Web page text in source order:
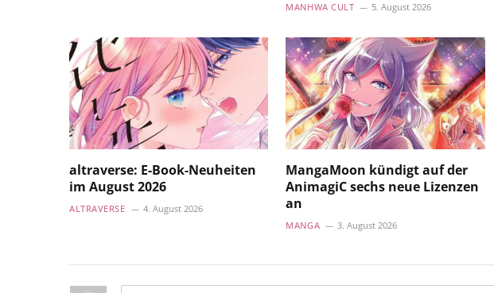
MANHWA CULT 5. August 2026
altraverse: E-Book-Neuheiten
im August 2026
ALTRAVERSE 4. August 2026
MangaMoon kündigt auf der
AnimagiC sechs neue Lizenzen
an
MANGA 3. August 2026